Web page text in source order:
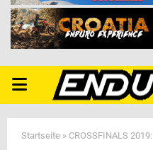
PRIMARY
MENU
Startseite » CROSSFINALS